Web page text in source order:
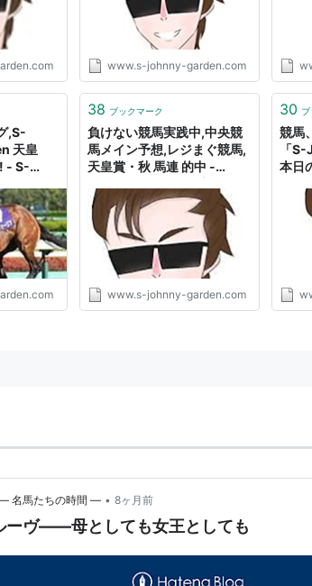
www.s-johnny-garden.com
,S-
天皇
- S-
38 ブックマーク
負けない競馬実践中,中央競
馬メイン予想,レジまぐ競馬,
天皇賞・秋 馬連 的中 -
S-Johnny's Garden
www.s-johnny-garden.com
30
競馬
「
本日
今
9.9
ー
3連
3.6
【天
倍、
名馬たちの時間 ― • 8ヶ月前
ーヴ――母としても女王としても